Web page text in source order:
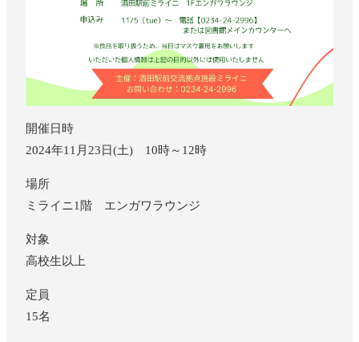
開催日時
2024年11月23日(土) 10時～12時
場所
ミライニ1階 エンガワラウンジ
対象
高校生以上
定員
15名